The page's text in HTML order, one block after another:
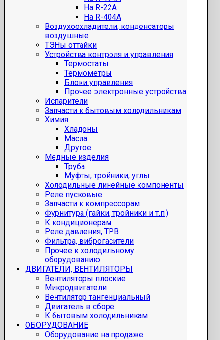
На R-22A
На R-404A
Воздухоохладители, конденсаторы
воздушные
ТЭНы оттайки
Устройства контроля и управления
Термостаты
Термометры
Блоки управления
Прочее электронные устройства
Испарители
Запчасти к бытовым холодильникам
Химия
Хладоны
Масла
Другое
Медные изделия
Труба
Муфты, тройники, углы
Холодильные линейные компоненты
Реле пусковые
Запчасти к компрессорам
Фурнитура (гайки, тройники и т.п.)
К кондиционерам
Реле давления, ТРВ
Фильтра, виброгасители
Прочее к холодильному
оборудованию
ДВИГАТЕЛИ, ВЕНТИЛЯТОРЫ
Вентиляторы плоские
Микродвигатели
Вентилятор тангенциальный
Двигатель в сборе
К бытовым холодильникам
ОБОРУДОВАНИЕ
Оборудование на продаже